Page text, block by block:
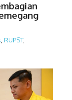
,RUPST,